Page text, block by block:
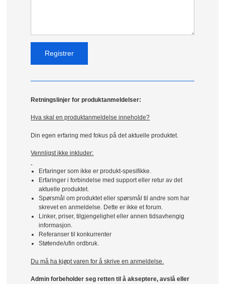
Retningslinjer for produktanmeldelser:
Hva skal en produktanmeldelse inneholde?
Din egen erfaring med fokus på det aktuelle produktet.
Vennligst ikke inkluder:
Erfaringer som ikke er produkt-spesifikke.
Erfaringer i forbindelse med support eller retur av det
aktuelle produktet.
Spørsmål om produktet eller spørsmål til andre som har
skrevet en anmeldelse. Dette er ikke et forum.
Linker, priser, tilgjengelighet eller annen tidsavhengig
informasjon.
Referanser til konkurrenter
Støtende/ufin ordbruk.
Du må ha kjøpt varen for å skrive en anmeldelse.
Admin forbeholder seg retten til å akseptere, avslå eller